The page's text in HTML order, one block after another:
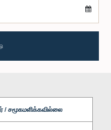
/ சமூகமளிக்கவில்லை